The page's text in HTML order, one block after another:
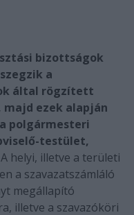
bizottságok
a
által rögzített
ezek alapján
polgármesteri
testület,
A helyi, illetve a területi
a szavazatszámláló
megállapító
illetve a szavazóköri